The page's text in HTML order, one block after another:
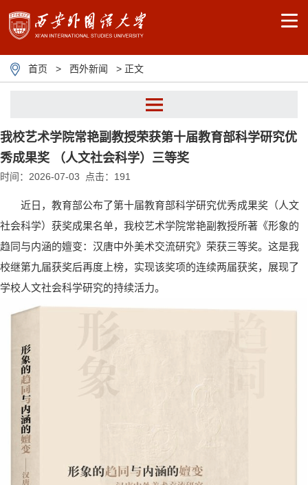
首页 > 西外新闻 > 正文
我校艺术学院常艳副教授荣获第十届教育部科学研究优
秀成果奖 （人文社会科学）三等奖
时间：2026-07-03 点击： 191
近日，教育部公布了第十届教育部科学研究优秀成果奖（人文
社会科学）获奖成果名单，我校艺术学院常艳副教授所著《形象的
趋同与内涵的嬗变：汉唐中外美术交流研究》荣获三等奖。这是我
校继第九届获奖后再度上榜，实现该奖项的连续两届获奖，展现了
学校人文社会科学研究的持续活力。